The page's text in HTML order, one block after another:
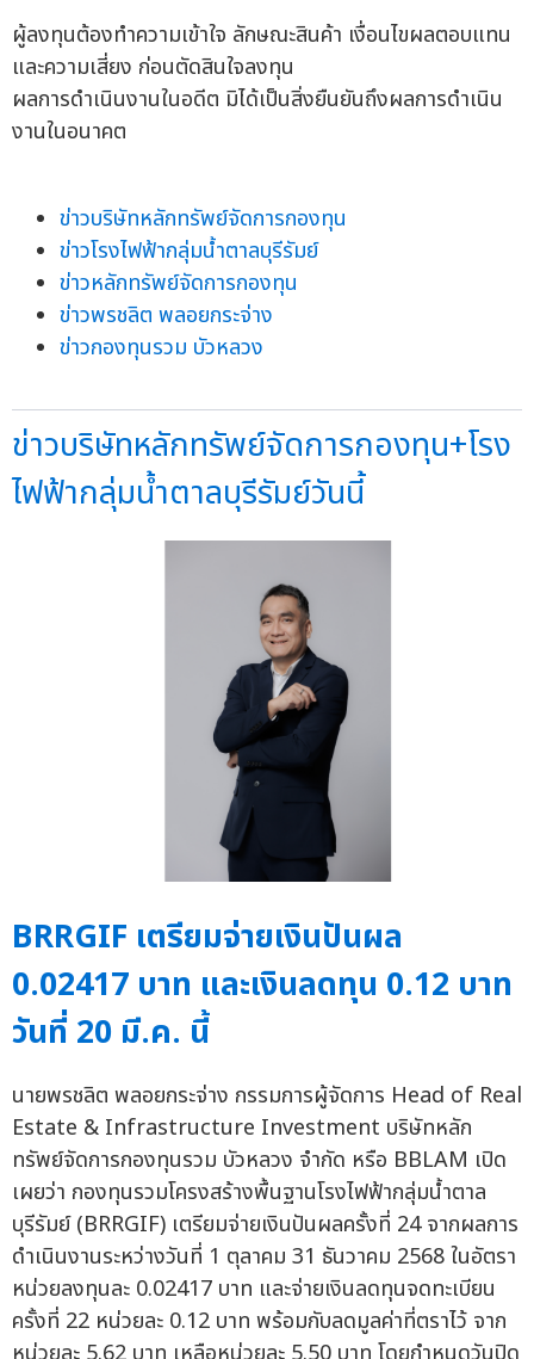
ผู้ลงทุนต้องทำความเข้าใจ ลักษณะสินค้า เงื่อนไขผลตอบแทน
และความเสี่ยง ก่อนตัดสินใจลงทุน
ผลการดำเนินงานในอดีต มิได้เป็นสิ่งยืนยันถึงผลการดำเนิน
งานในอนาคต
ข่าวบริษัทหลักทรัพย์จัดการกองทุน
ข่าวโรงไฟฟ้ากลุ่มน้ำตาลบุรีรัมย์
ข่าวหลักทรัพย์จัดการกองทุน
ข่าวพรชลิต พลอยกระจ่าง
ข่าวกองทุนรวม บัวหลวง
ข่าวบริษัทหลักทรัพย์จัดการกองทุน+โรง
ไฟฟ้ากลุ่มน้ำตาลบุรีรัมย์วันนี้
BRRGIF เตรียมจ่ายเงินปันผล
0.02417 บาท และเงินลดทุน 0.12 บาท
วันที่ 20 มี.ค. นี้
นายพรชลิต พลอยกระจ่าง กรรมการผู้จัดการ Head of Real
Estate & Infrastructure Investment บริษัทหลัก
ทรัพย์จัดการกองทุนรวม บัวหลวง จำกัด หรือ BBLAM เปิด
เผยว่า กองทุนรวมโครงสร้างพื้นฐานโรงไฟฟ้ากลุ่มน้ำตาล
บุรีรัมย์ (BRRGIF) เตรียมจ่ายเงินปันผลครั้งที่ 24 จากผลการ
ดำเนินงานระหว่างวันที่ 1 ตุลาคม 31 ธันวาคม 2568 ในอัตรา
หน่วยลงทุนละ 0.02417 บาท และจ่ายเงินลดทุนจดทะเบียน
ครั้งที่ 22 หน่วยละ 0.12 บาท พร้อมกับลดมูลค่าที่ตราไว้ จาก